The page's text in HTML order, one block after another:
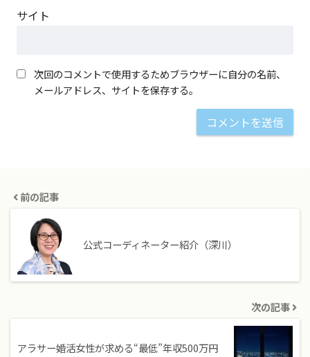
サイト
次回のコメントで使用するためブラウザーに自分の名前、
メールアドレス、サイトを保存する。
前の記事
公式コーディネーター紹介（深川）
次の記事
アラサー婚活女性が求める“最低”年収500万円